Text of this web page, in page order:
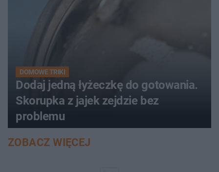
DOMOWE TRIKI
Dodaj jedną łyżeczkę do gotowania.
Skorupka z jajek zejdzie bez
problemu
ZOBACZ WIĘCEJ